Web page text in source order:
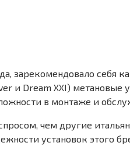
зарекомендовало
и Dream XXI)
в монтаже и
чем другие
установок этого